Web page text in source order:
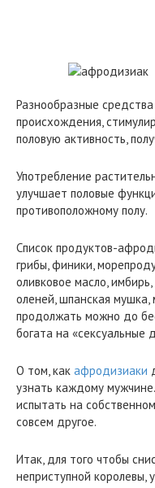
Разнообразные
происхождения,
половую активность,
Употребление
улучшает половые
противоположному полу.
Список продуктов-
грибы, финики,
оливковое масло,
оленей, шпанская
продолжать можно до
богата на «сексуальные
О том, как афродизиаки
узнать каждому
испытать на
совсем другое.
Итак, для того чтобы
неприступной королевы,